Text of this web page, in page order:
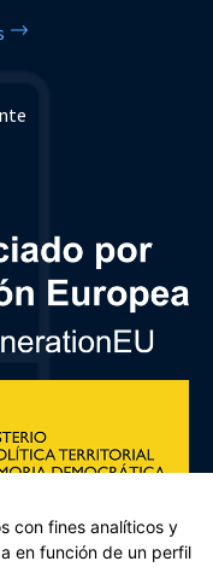
con fines analíticos y
en función de un perfil